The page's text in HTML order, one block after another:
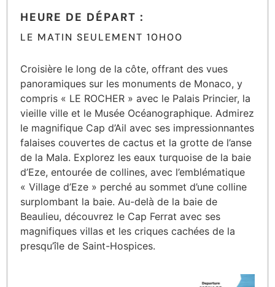
HEURE DE DÉPART :
LE MATIN SEULEMENT 10H00
Croisière le long de la côte, offrant des vues
panoramiques sur les monuments de Monaco, y
compris « LE ROCHER » avec le Palais Princier, la
vieille ville et le Musée Océanographique. Admirez
le magnifique Cap d’Ail avec ses impressionnantes
falaises couvertes de cactus et la grotte de l’anse
de la Mala. Explorez les eaux turquoise de la baie
d’Eze, entourée de collines, avec l’emblématique
« Village d’Eze » perché au sommet d’une colline
surplombant la baie. Au-delà de la baie de
Beaulieu, découvrez le Cap Ferrat avec ses
magnifiques villas et les criques cachées de la
presqu’île de Saint-Hospices.